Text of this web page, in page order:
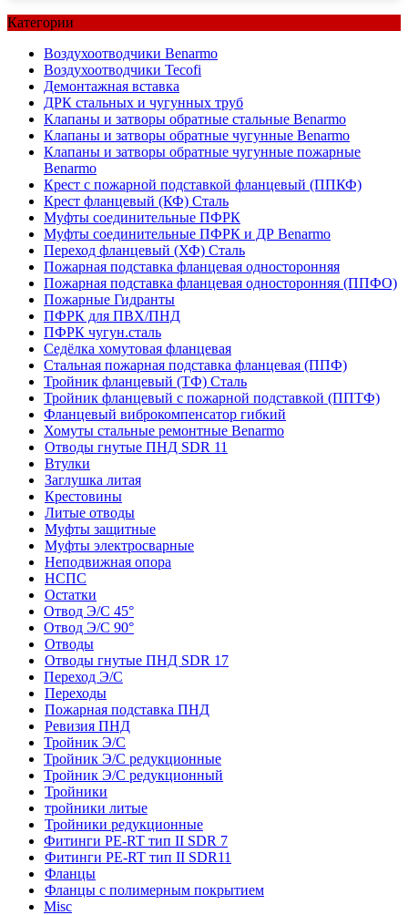
Категории
Воздухоотводчики Benarmo
Воздухоотводчики Tecofi
Демонтажная вставка
ДРК стальных и чугунных труб
Клапаны и затворы обратные стальные Benarmo
Клапаны и затворы обратные чугунные Benarmo
Клапаны и затворы обратные чугунные пожарные
Benarmo
Крест с пожарной подставкой фланцевый (ППКФ)
Крест фланцевый (КФ) Сталь
Муфты соединительные ПФРК
Муфты соединительные ПФРК и ДР Benarmo
Переход фланцевый (ХФ) Сталь
Пожарная подставка фланцевая односторонняя
Пожарная подставка фланцевая односторонняя (ППФО)
Пожарные Гидранты
ПФРК для ПВХ/ПНД
ПФРК чугун.сталь
Седёлка хомутовая фланцевая
Стальная пожарная подставка фланцевая (ППФ)
Тройник фланцевый (ТФ) Сталь
Тройник фланцевый с пожарной подставкой (ППТФ)
Фланцевый виброкомпенсатор гибкий
Хомуты стальные ремонтные Benarmo
Отводы гнутые ПНД SDR 11
Втулки
Заглушка литая
Крестовины
Литые отводы
Муфты защитные
Муфты электросварные
Неподвижная опора
НСПС
Остатки
Отвод Э/С 45°
Отвод Э/С 90°
Отводы
Отводы гнутые ПНД SDR 17
Переход Э/С
Переходы
Пожарная подставка ПНД
Ревизия ПНД
Тройник Э/С
Тройник Э/С редукционные
Тройник Э/С редукционный
Тройники
тройники литые
Тройники редукционные
Фитинги PE-RT тип II SDR 7
Фитинги PE-RT тип II SDR11
Фланцы
Фланцы с полимерным покрытием
Misc